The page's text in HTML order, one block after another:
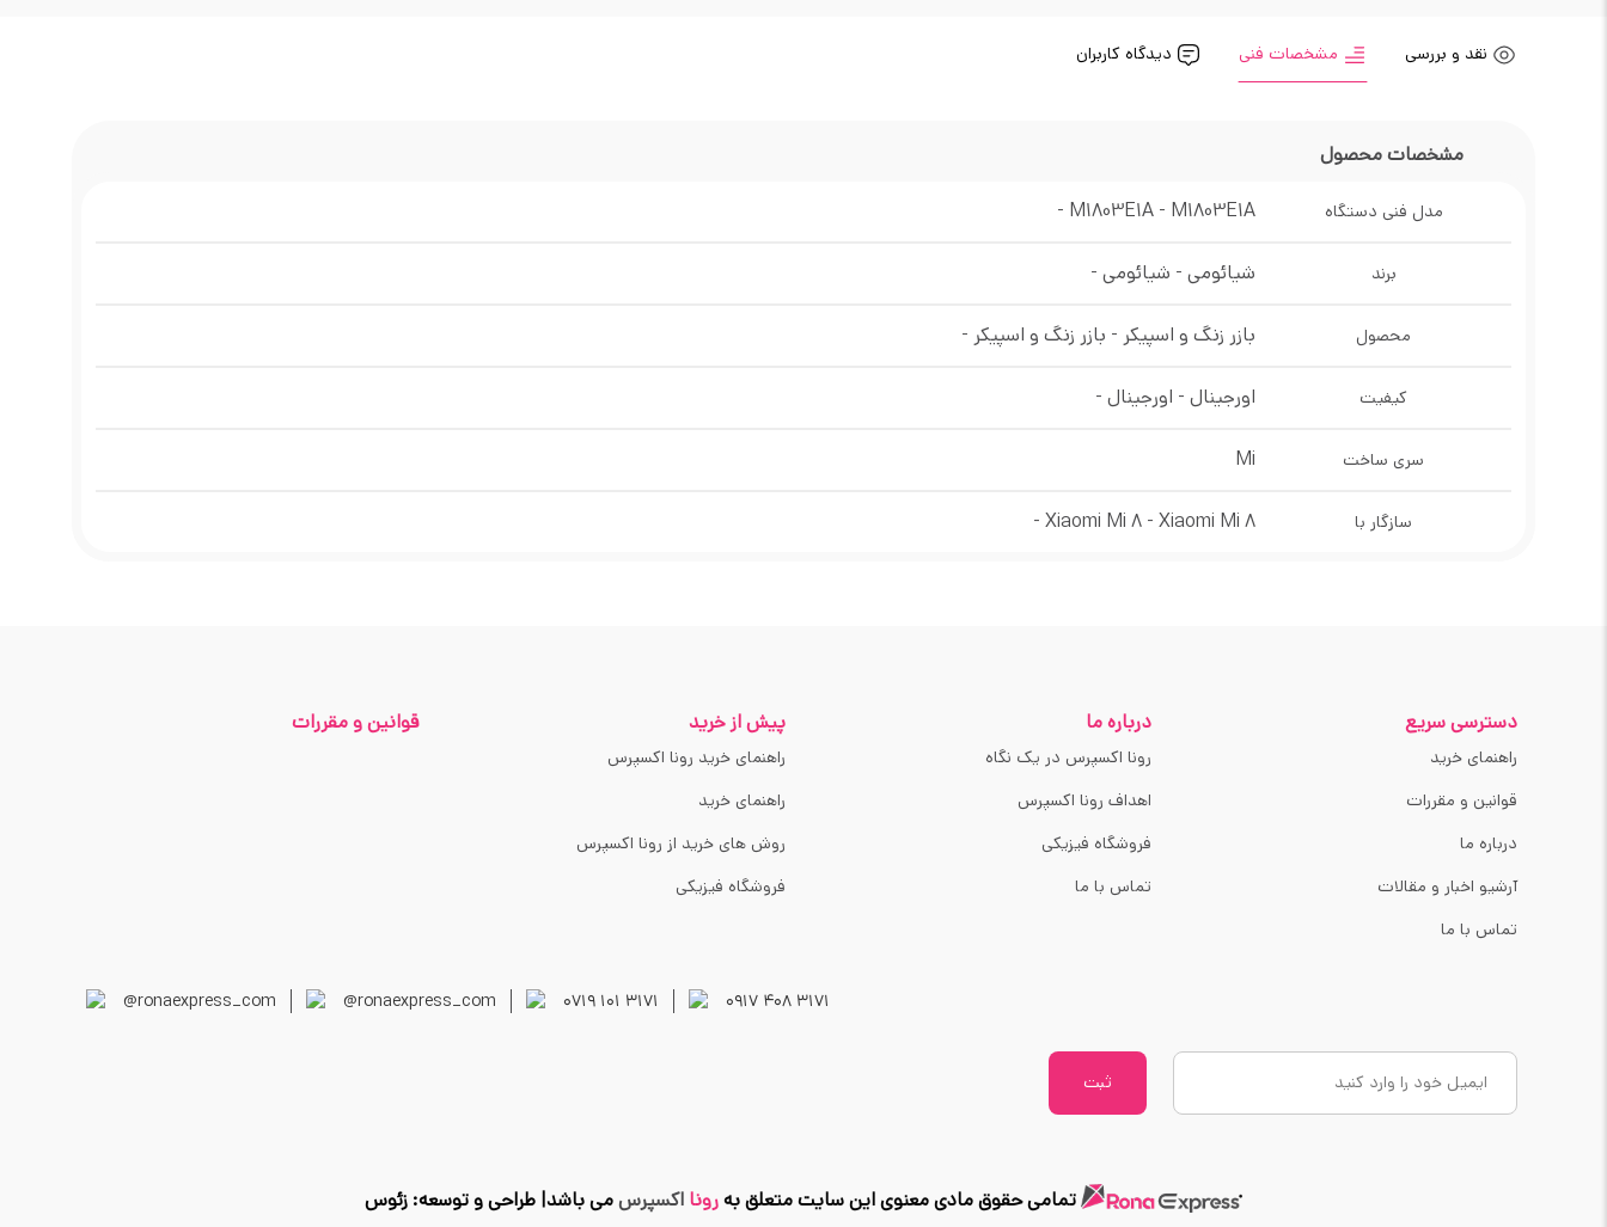
نقد و بررسی مشخصات فنی دیدگاه کاربران
مشخصات محصول
مدل فنی دستگاه M1803E1A - M1803E1A
-
برند شیائومی - شیائومی -
محصول بازر زنگ و اسپیکر - بازر زنگ و اسپیکر -
کیفیت اورجینال - اورجینال -
سری ساخت Mi
سازگار با Xiaomi Mi 8 - Xiaomi Mi 8
-
دسترسی سریع
راهنمای خرید
قوانین و مقررات
درباره ما
آرشیو اخبار و مقالات
تماس با ما
درباره ما
رونا اکسپرس در یک نگاه
اهداف رونا اکسپرس
فروشگاه فیزیکی
تماس با ما
پیش از خرید
راهنمای خرید رونا اکسپرس
راهنمای خرید
روش های خرید از رونا اکسپرس
فروشگاه فیزیکی
قوانین و مقررات
@ronaexpress_com @ronaexpress_com ۰۷۱۹ ۱۰۱ ۳۱۷۱ ۰۹۱۷ ۴۰۸ ۳۱۷۱
ثبت
تمامی حقوق مادی معنوی این سایت متعلق بهرونا اکسپرسمی باشد| طراحی و توسعه: زئوس